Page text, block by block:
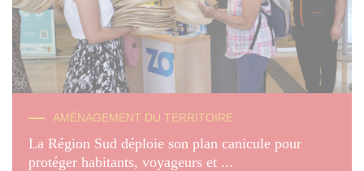
AMÉNAGEMENT DU TERRITOIRE
La Région Sud déploie son plan canicule pour
protéger habitants, voyageurs et ...